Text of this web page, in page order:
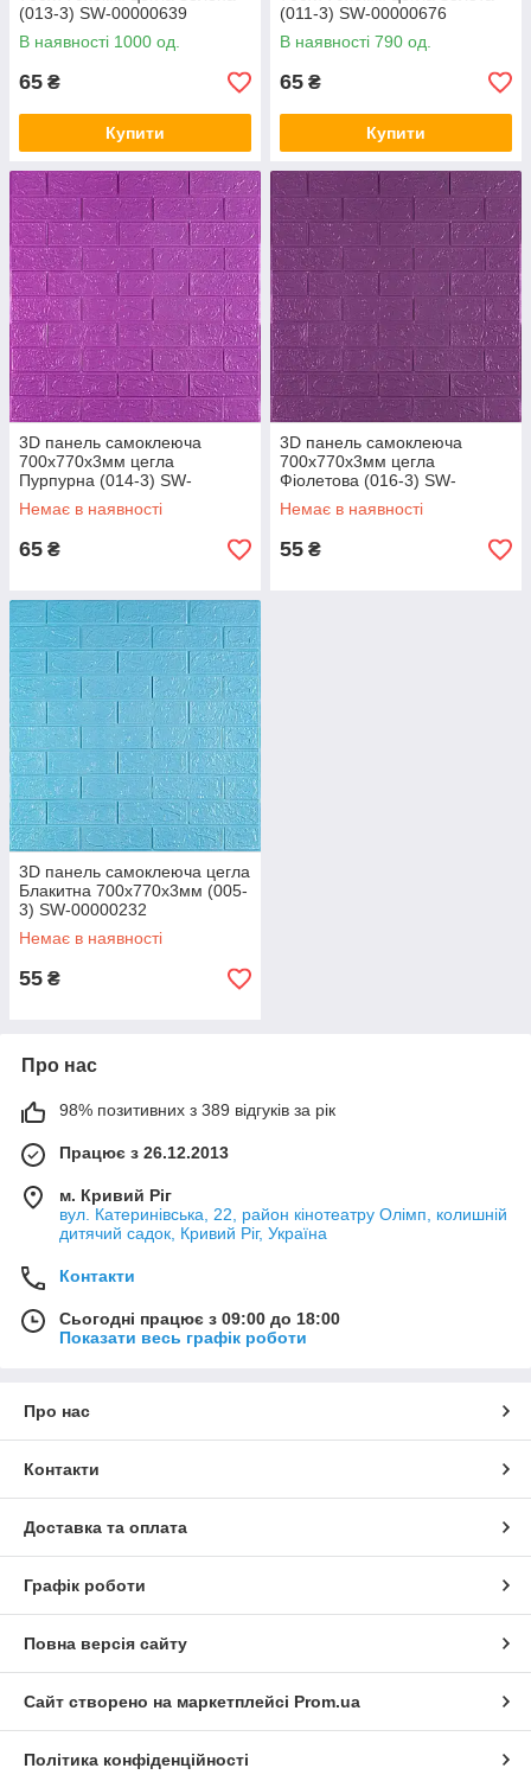
(013-3) SW-00000639
В наявності 1000 од.
65 ₴
Купити
(011-3) SW-00000676
В наявності 790 од.
65 ₴
Купити
3D панель самоклеюча
700х770х3мм цегла
Пурпурна (014-3) SW-
00000863
Немає в наявності
65 ₴
3D панель самоклеюча
700х770х3мм цегла
Фіолетова (016-3) SW-
000003248
Немає в наявності
55 ₴
3D панель самоклеюча цегла
Блакитна 700х770х3мм (005-
3) SW-00000232
Немає в наявності
55 ₴
Про нас
98% позитивних з 389 відгуків за рік
Працює з 26.12.2013
м. Кривий Ріг
вул. Катеринівська, 22, район кінотеатру Олімп, колишній
дитячий садок, Кривий Ріг, Україна
Контакти
Сьогодні працює з 09:00 до 18:00
Показати весь графік роботи
Про нас
Контакти
Доставка та оплата
Графік роботи
Повна версія сайту
Сайт створено на маркетплейсі Prom.ua
Політика конфіденційності